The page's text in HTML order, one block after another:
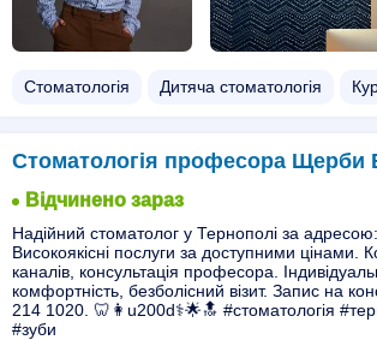
Стоматологія Дитяча стоматологія
Стоматологія професора Щерби
Відчинено зараз
Надійний стоматолог у Тернополі за
Високоякісні послуги за доступними цінами.
каналів, консультація професора.
комфортність, безболісний візит. Запис на
214 1020. 🦷👩u200d⚕️🌟🔝 #стоматологія
#зуби